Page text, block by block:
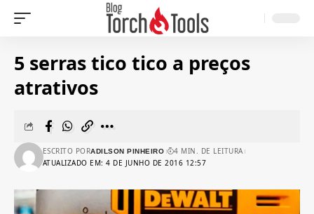
5 serras tico tico a preços
atrativos
ATUALIZADO EM: 4 DE JUNHO DE 2016 12:57
ESCRITO PORADILSON PINHEIRO 4 MIN. DE LEITURA